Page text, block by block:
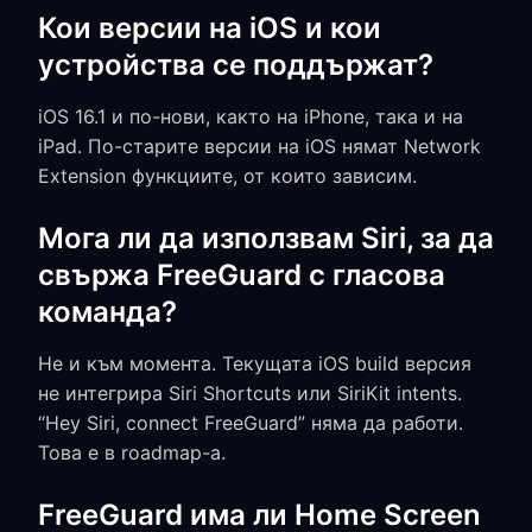
Кои версии на iOS и кои
устройства се поддържат?
iOS 16.1 и по-нови, както на iPhone, така и на
iPad. По-старите версии на iOS нямат Network
Extension функциите, от които зависим.
Мога ли да използвам Siri, за да
свържа FreeGuard с гласова
команда?
Не и към момента. Текущата iOS build версия
не интегрира Siri Shortcuts или SiriKit intents.
“Hey Siri, connect FreeGuard” няма да работи.
Това е в roadmap-а.
FreeGuard има ли Home Screen